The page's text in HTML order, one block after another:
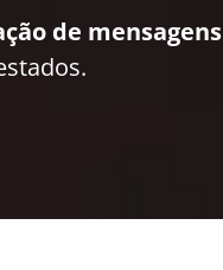
de mensagens